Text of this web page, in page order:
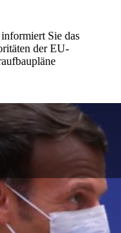
Sie das
der EU-